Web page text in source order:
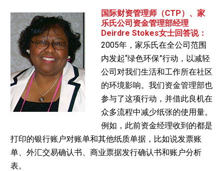
国际财资管理师（CTP）、家
乐氏公司资金管理部经理
Deirdre Stokes女士回答说：
2005年，家乐氏在全公司范围
内发起“绿色环保”行动，以减轻
公司对我们生活和工作所在社区
的环境影响。我们资金管理部也
参与了这项行动，并借此良机在
众多流程中减少纸张的使用量。
例如，此前资金经理收到的都是
打印的银行账户对账单和其他纸质单据，比如说发票账
单、外汇交易确认书、商业票据发行确认书和账户分析
表。